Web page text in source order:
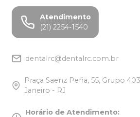
Atendimento
(21) 2254-1540
dentalrc@dentalrc.com.br
Praça Saenz Peña, 55, Grupo
Janeiro - RJ
Horário de Atendimento: